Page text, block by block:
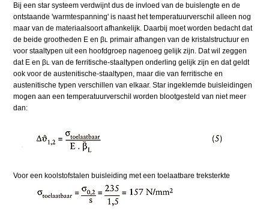
Bij een star systeem verdwijnt dus de invloed van de buislengte en de
ontstaande 'warmtespanning' is naast het temperatuurverschil alleen nog
maar van de materiaalsoort afhankelijk. Daarbij moet worden bedacht dat
de beide grootheden E en βL
primair afhangen van de kristalstructuur en
voor staaltypen uit een hoofdgroep nagenoeg gelijk zijn. Dat wil zeggen
dat E en βL
van de ferritische-staaltypen onderling gelijk zijn en dat geldt
ook voor de austenitische-staaltypen, maar die van ferritische en
austenitische typen verschillen van elkaar. Star ingeklemde buisleidingen
mogen aan een temperatuurverschil worden blootgesteld van niet meer
dan:
Voor een koolstofstalen buisleiding met een toelaatbare treksterkte